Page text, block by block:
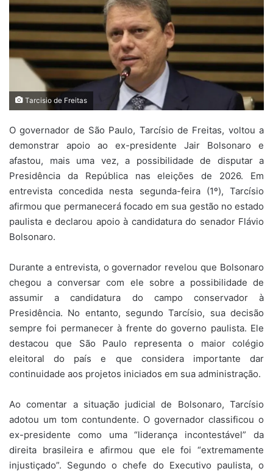
Tarcisio de Freitas
O governador de São Paulo, Tarcísio de Freitas, voltou a
demonstrar apoio ao ex-presidente Jair Bolsonaro e
afastou, mais uma vez, a possibilidade de disputar a
Presidência da República nas eleições de 2026. Em
entrevista concedida nesta segunda-feira (1º), Tarcísio
afirmou que permanecerá focado em sua gestão no estado
paulista e declarou apoio à candidatura do senador Flávio
Bolsonaro.
Durante a entrevista, o governador revelou que Bolsonaro
chegou a conversar com ele sobre a possibilidade de
assumir a candidatura do campo conservador à
Presidência. No entanto, segundo Tarcísio, sua decisão
sempre foi permanecer à frente do governo paulista. Ele
destacou que São Paulo representa o maior colégio
eleitoral do país e que considera importante dar
continuidade aos projetos iniciados em sua administração.
Ao comentar a situação judicial de Bolsonaro, Tarcísio
adotou um tom contundente. O governador classificou o
ex-presidente como uma “liderança incontestável” da
direita brasileira e afirmou que ele foi “extremamente
injustiçado”. Segundo o chefe do Executivo paulista, o